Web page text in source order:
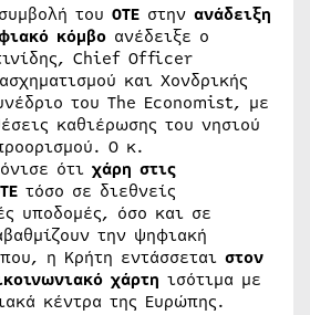
του ΟΤΕ στην ανάδειξη
κόμβο ανέδειξε ο
Chief Officer
και Χονδρικής
του The Economist, με
καθιέρωσης του νησιού
Ο κ.
ότι χάρη στις
τόσο σε διεθνείς
υποδομές, όσο και σε
την ψηφιακή
η Κρήτη εντάσσεται στον
χάρτη ισότιμα με
κέντρα της Ευρώπης.